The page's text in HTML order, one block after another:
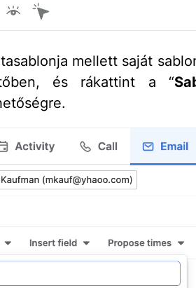
mellett saját
és rákattint a “